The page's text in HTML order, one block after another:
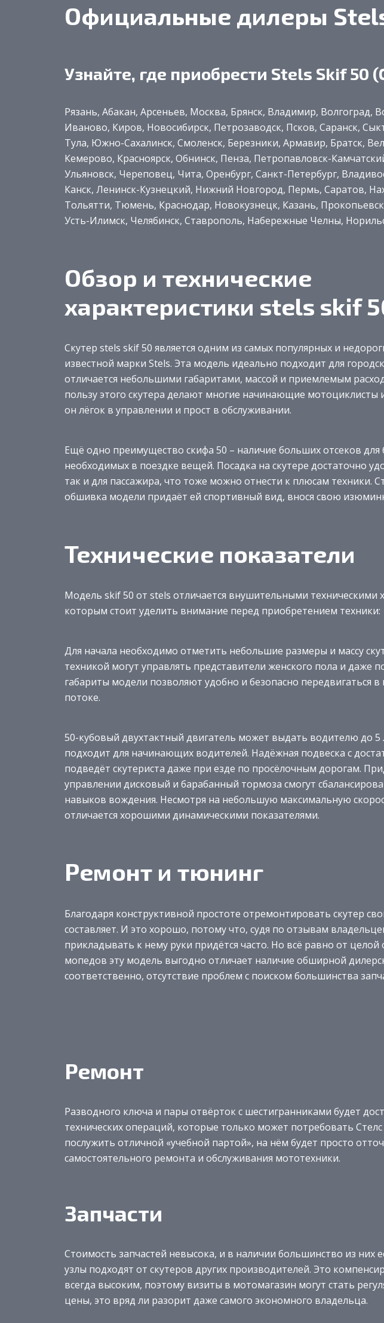
Официальные дилеры
Узнайте, где приобрести Stels Skif 50
Рязань, Абакан, Арсеньев, Москва, Брянск, Владимир, Волгоград,
Иваново, Киров, Новосибирск, Петрозаводск, Псков, Саранск,
Тула, Южно-Сахалинск, Смоленск, Березники, Армавир, Братск,
Кемерово, Красноярск, Обнинск, Пенза, Петропавловск-
Ульяновск, Череповец, Чита, Оренбург, Санкт-Петербург,
Канск, Ленинск-Кузнецкий, Нижний Новгород, Пермь, Саратов,
Тольятти, Тюмень, Краснодар, Новокузнецк, Казань,
Усть-Илимск, Челябинск, Ставрополь, Набережные Челны,
Обзор и технические
характеристики stels skif
Скутер stels skif 50 является одним из самых популярных и
известной марки Stels. Эта модель идеально подходит для
отличается небольшими габаритами, массой и приемлемым
пользу этого скутера делают многие начинающие мотоциклисты
он лёгок в управлении и прост в обслуживании.
Ещё одно преимущество скифа 50 – наличие больших отсеков для
необходимых в поездке вещей. Посадка на скутере достаточно
так и для пассажира, что тоже можно отнести к плюсам техники.
обшивка модели придаёт ей спортивный вид, внося свою
Технические показатели
Модель skif 50 от stels отличается внушительными техническими
которым стоит уделить внимание перед приобретением техники:
Для начала необходимо отметить небольшие размеры и массу
техникой могут управлять представители женского пола и даже
габариты модели позволяют удобно и безопасно передвигаться
потоке.
50-кубовый двухтактный двигатель может выдать водителю до 5
подходит для начинающих водителей. Надёжная подвеска с
подведёт скутериста даже при езде по просёлочным дорогам.
управлении дисковый и барабанный тормоза смогут
навыков вождения. Несмотря на небольшую максимальную
отличается хорошими динамическими показателями.
Ремонт и тюнинг
Благодаря конструктивной простоте отремонтировать скутер
составляет. И это хорошо, потому что, судя по отзывам
прикладывать к нему руки придётся часто. Но всё равно от целой
мопедов эту модель выгодно отличает наличие обширной
соответственно, отсутствие проблем с поиском большинства
Ремонт
Разводного ключа и пары отвёрток с шестигранниками будет
технических операций, которые только может потребовать
послужить отличной «учебной партой», на нём будет просто
самостоятельного ремонта и обслуживания мототехники.
Запчасти
Стоимость запчастей невысока, и в наличии большинство из них
узлы подходят от скутеров других производителей. Это
всегда высоким, поэтому визиты в мотомагазин могут стать
цены, это вряд ли разорит даже самого экономного владельца.